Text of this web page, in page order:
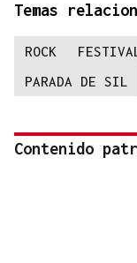
Temas
ROCK
PARADA DE SIL
Contenido